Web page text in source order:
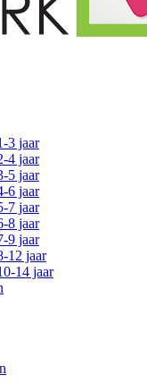
3 jaar
4 jaar
5 jaar
6 jaar
7 jaar
8 jaar
9 jaar
12 jaar
14 jaar